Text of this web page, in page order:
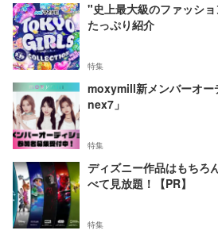
"史上最大級のファッシ
たっぷり紹介
特集
moxymill新メンバーオ
nex7」
特集
ディズニー作品はもちろ
べて見放題！【PR】
特集